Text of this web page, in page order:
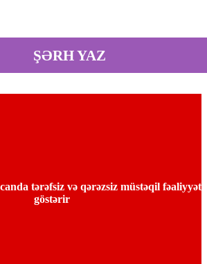
ŞƏRH YAZ
tərəfsiz və qərəzsiz müstəqil fəaliyyət
göstərir